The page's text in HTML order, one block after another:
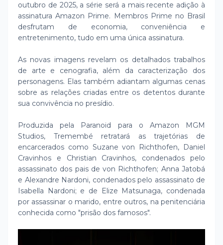
outubro de 2025, a série será a mais recente adição à
assinatura Amazon Prime. Membros Prime no Brasil
desfrutam de economia, conveniência e
entretenimento, tudo em uma única assinatura.
As novas imagens revelam os detalhados trabalhos
de arte e cenografia, além da caracterização dos
personagens. Elas também adiantam algumas cenas
sobre as relações criadas entre os detentos durante
sua convivência no presídio.
Produzida pela Paranoid para o Amazon MGM
Studios, Tremembé retratará as trajetórias de
encarcerados como Suzane von Richthofen, Daniel
Cravinhos e Christian Cravinhos, condenados pelo
assassinato dos pais de von Richthofen; Anna Jatobá
e Alexandre Nardoni, condenados pelo assassinato de
Isabella Nardoni; e de Elize Matsunaga, condenada
por assassinar o marido, entre outros, na penitenciária
conhecida como "prisão dos famosos".